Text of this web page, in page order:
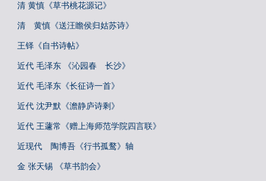
清 黄慎《草书桃花源记》
清 黄慎《送汪瞻侯归姑苏诗》
王铎《自书诗帖》
近代 毛泽东 《沁园春 长沙》
近代 毛泽东《长征诗一首》
近代 沈尹默《澹静庐诗剩》
近代 王蘧常《赠上海师范学院四言联》
近现代 陶博吾《行书孤鹜》轴
金 张天锡 《草书韵会》